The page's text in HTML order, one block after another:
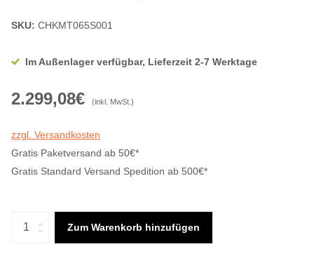
SKU: CHKMT065S001
Im Außenlager verfügbar, Lieferzeit 2-7 Werktage
2.299,08€ (inkl. MwSt.)
zzgl. Versandkosten
Gratis Paketversand ab 50€*
Gratis Standard Versand Spedition ab 500€*
Zum Warenkorb hinzufügen